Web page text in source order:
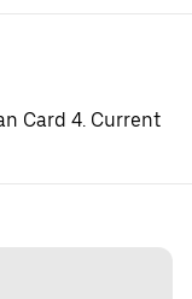
Card 4. Current